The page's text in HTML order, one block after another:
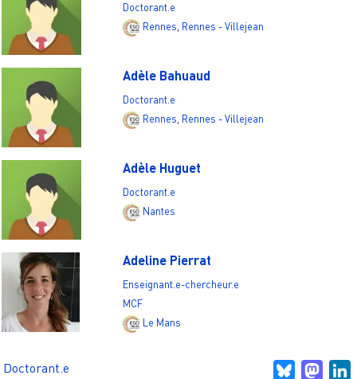
Doctorant.e
Rennes, Rennes - Villejean
Adèle Bahuaud
Doctorant.e
Rennes, Rennes - Villejean
Adèle Huguet
Doctorant.e
Nantes
Adeline Pierrat
Enseignant.e-chercheur.e
MCF
Le Mans
Bluesky
Doctorant.e